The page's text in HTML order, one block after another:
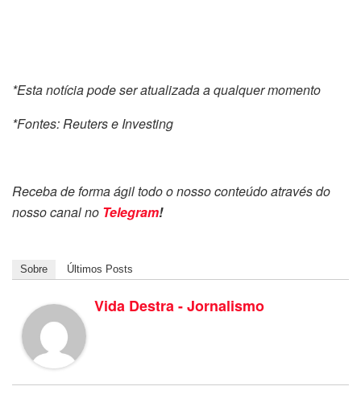
*Esta notícia pode ser atualizada a qualquer momento
*Fontes: Reuters e Investing
Receba de forma ágil todo o nosso conteúdo através do
nosso canal no Telegram!
Sobre Últimos Posts
Vida Destra - Jornalismo